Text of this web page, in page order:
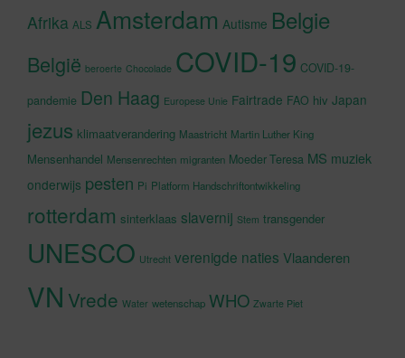
Afrika ALS Amsterdam Autisme Belgie
België beroerte Chocolade COVID-19 COVID-19-
pandemie Den Haag Europese Unie Fairtrade FAO hiv Japan
jezus klimaatverandering Maastricht Martin Luther King
Mensenhandel Mensenrechten migranten Moeder Teresa MS muziek
onderwijs pesten Pi Platform Handschriftontwikkeling
rotterdam sinterklaas slavernij Stem transgender
UNESCO Utrecht verenigde naties Vlaanderen
VN Vrede Water wetenschap WHO Zwarte Piet